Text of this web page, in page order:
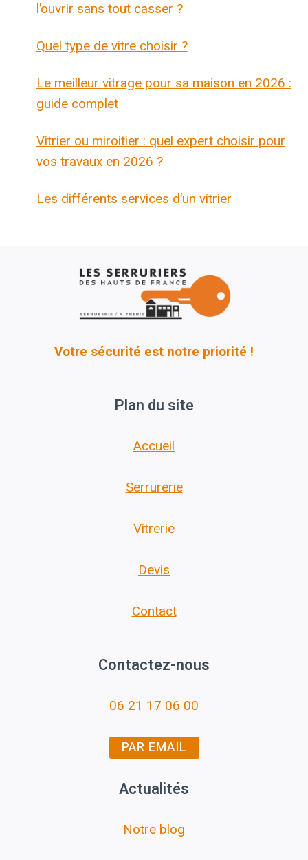
l’ouvrir sans tout casser ?
Quel type de vitre choisir ?
Le meilleur vitrage pour sa maison en 2026 :
guide complet
Vitrier ou miroitier : quel expert choisir pour
vos travaux en 2026 ?
Les différents services d’un vitrier
Votre sécurité est notre priorité !
Plan du site
Accueil
Serrurerie
Vitrerie
Devis
Contact
Contactez-nous
06 21 17 06 00
PAR EMAIL
Actualités
Notre blog